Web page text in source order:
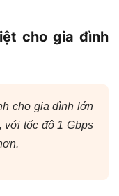
cho gia đình
cho gia đình lớn
với tốc độ 1 Gbps